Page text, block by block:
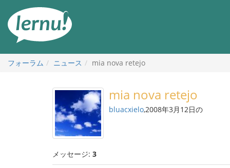
フォーラム ニュース mia nova retejo
mia nova retejo
bluacxielo,2008年3月12日の
メッセージ: 3